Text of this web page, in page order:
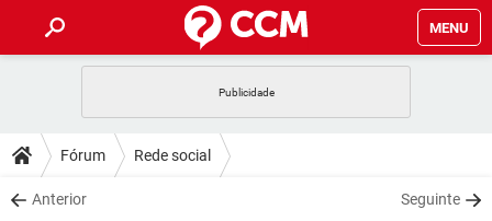
MENU
CELULAR
OUTLOOK
DICAS
JOGOS
DOWNLOADS
Fórum Rede social
Anterior Seguinte